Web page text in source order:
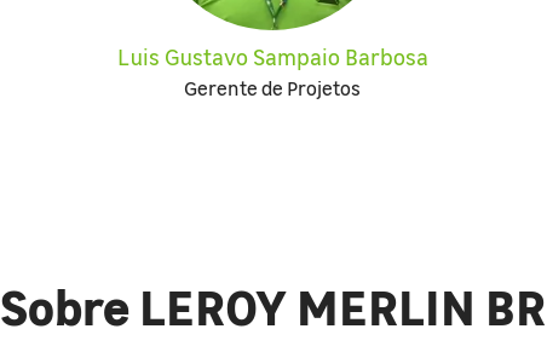
Luis Gustavo Sampaio Barbosa
Gerente de Projetos
Sobre LEROY MERLIN BR